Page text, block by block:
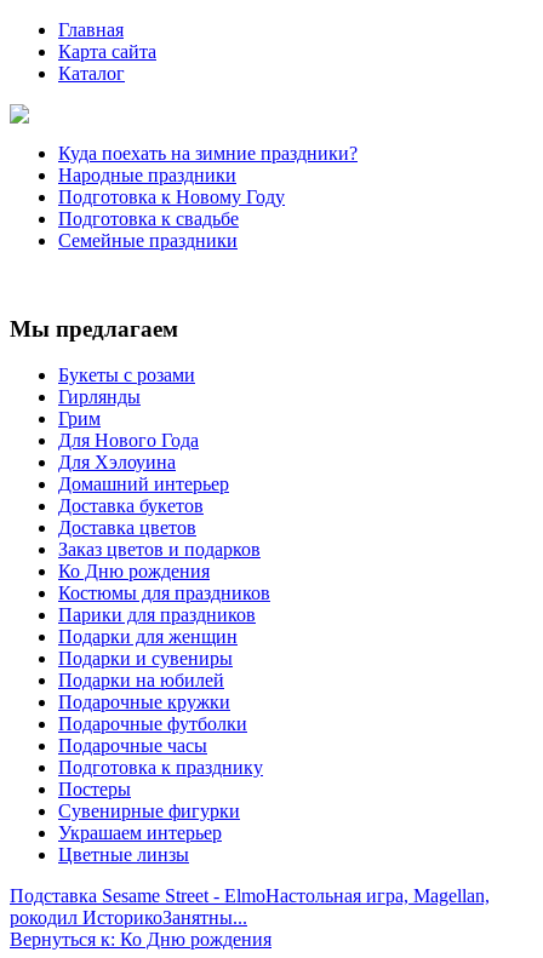
Главная
Карта сайта
Каталог
Куда поехать на зимние праздники?
Народные праздники
Подготовка к Новому Году
Подготовка к свадьбе
Семейные праздники
Мы предлагаем
Букеты с розами
Гирлянды
Грим
Для Нового Года
Для Хэлоуина
Домашний интерьер
Доставка букетов
Доставка цветов
Заказ цветов и подарков
Ко Дню рождения
Костюмы для праздников
Парики для праздников
Подарки для женщин
Подарки и сувениры
Подарки на юбилей
Подарочные кружки
Подарочные футболки
Подарочные часы
Подготовка к празднику
Постеры
Сувенирные фигурки
Украшаем интерьер
Цветные линзы
Подставка Sesame Street - ElmoНастольная игра, Magellan,
рокодил ИсторикоЗанятны...
Вернуться к: Ко Дню рождения